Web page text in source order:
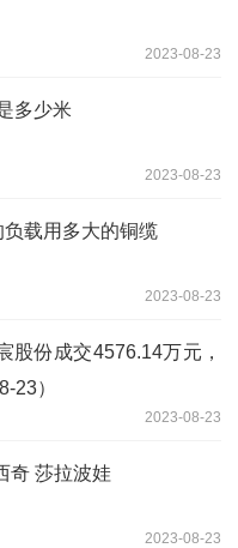
2023-08-23
多少米
2023-08-23
载用多大的铜缆
2023-08-23
股份成交4576.14万元，
23）
2023-08-23
奇 莎拉波娃
2023-08-23